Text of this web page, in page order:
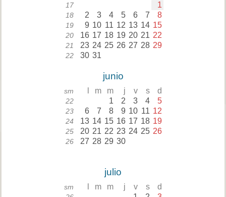
17 1
18 2 3 4 5 6 7 8
19 9 10 11 12 13 14 15
20 16 17 18 19 20 21 22
21 23 24 25 26 27 28 29
22 30 31
junio
sm m m j v s d
22 1 2 3 4 5
23 6 7 8 9 10 11 12
24 13 14 15 16 17 18 19
25 20 21 22 23 24 25 26
26 27 28 29 30
julio
sm m m j v s d